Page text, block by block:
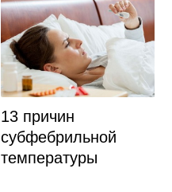
13 причин
субфебрильной
температуры